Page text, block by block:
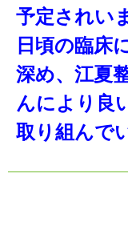
予定されい
日頃の臨床
深め、江夏
んにより良
取り組んで